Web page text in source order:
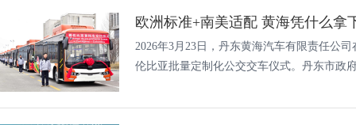
欧洲标准+南美适配 黄海凭什么拿
2026年3月23日，丹东黄海汽车有限责任公
伦比亚批量定制化公交交车仪式。丹东市政